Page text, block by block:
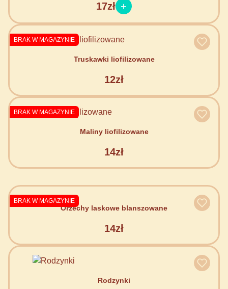
17zł
BRAK W MAGAZYNIE
Truskawki liofilizowane
12zł
BRAK W MAGAZYNIE
Maliny liofilizowane
14zł
BRAK W MAGAZYNIE
Orzechy laskowe blanszowane
14zł
Rodzynki